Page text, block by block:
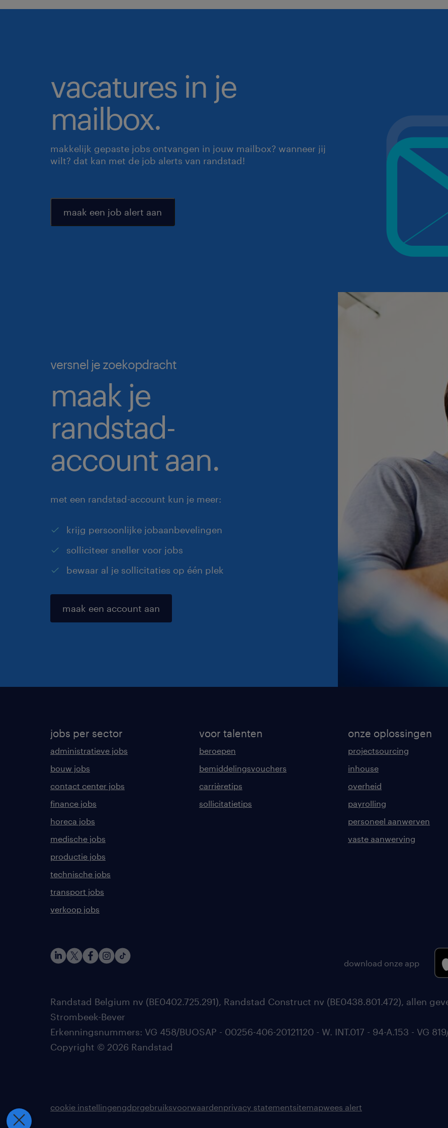
vacatures in je
mailbox.
makkelijk gepaste jobs ontvangen in jouw mailbox? wanneer jij
wilt? dat kan met de job alerts van randstad!
maak een job alert aan
versnel je zoekopdracht
maak je
randstad-
account aan.
met een randstad-account kun je meer:
krijg persoonlijke jobaanbevelingen
solliciteer sneller voor jobs
bewaar al je sollicitaties op één plek
maak een account aan
jobs per sector
administratieve jobs
bouw jobs
contact center jobs
finance jobs
horeca jobs
medische jobs
productie jobs
technische jobs
transport jobs
verkoop jobs
voor talenten
beroepen
bemiddelingsvouchers
carrièretips
sollicitatietips
onze oplossingen
projectsourcing
inhouse
overheid
payrolling
personeel aanwerven
vaste aanwerving
download onze app
Randstad Belgium nv (BE0402.725.291), Randstad Construct nv (BE0438.801.472), allen
Strombeek-Bever
Erkenningsnummers: VG 458/BUOSAP - 00256-406-20121120 - W. INT.017 - 94-A.153 - VG
Copyright © 2026 Randstad
cookie instellingengdprgebruiksvoorwaardenprivacy statementsitemapwees alert